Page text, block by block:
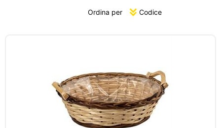
Ordina per